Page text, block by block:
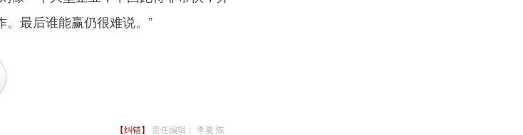
最后谁能赢仍很难说。”
【纠错】 责任编辑： 李夏 陈